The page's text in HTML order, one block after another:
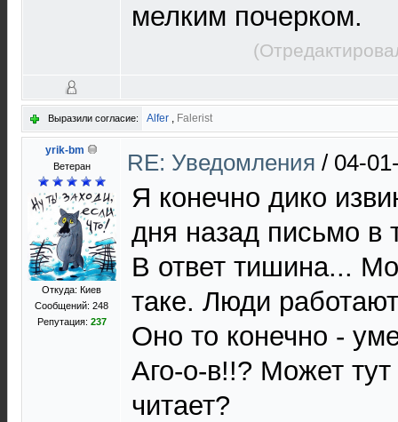
мелким почерком.
Выразили согласие: Alfer , Falerist
yrik-bm
Ветеран
Откуда: Киев
Сообщений: 248
Репутация: 237
RE: Уведомления / 04-
Я конечно дико
дня назад письмо в
В ответ тишина...
таке. Люди
Оно то конечно -
Аго-о-в!!? Может тут
читает?